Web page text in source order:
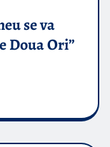
se va
Doua Ori”